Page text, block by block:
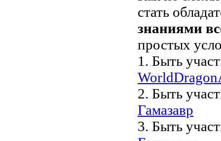
стать
знаниями
простых
1. Быть
2. Быть
Гамазавр
3. Быть